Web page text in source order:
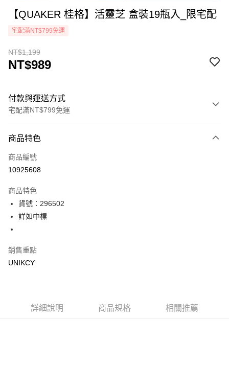
【QUAKER 桂格】活靈芝 盒裝19瓶入_限宅配
宅配滿NT$799免運
NT$1,199
NT$989
付款與運送方式
宅配滿NT$799免運
icash Pay
信用卡一次付款
Apple Pay
街口支付
每筆NT$100，滿NT$799(含以上)免運費
商品特色
商品編號
10925608
商品特色
貨號：296502
詳如中標
銷售重點
UNIKCY
詳細說明 商品規格 相關推薦